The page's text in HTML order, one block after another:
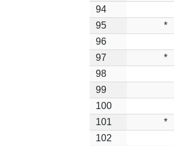
94
95
*
96
97
*
98
99
100
101
*
102